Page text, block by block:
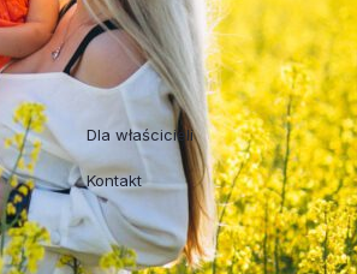
Współpraca
Dla właścicieli
Kontakt